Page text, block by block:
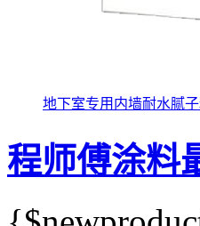
地下室专用内墙耐水腻
程师傅涂料